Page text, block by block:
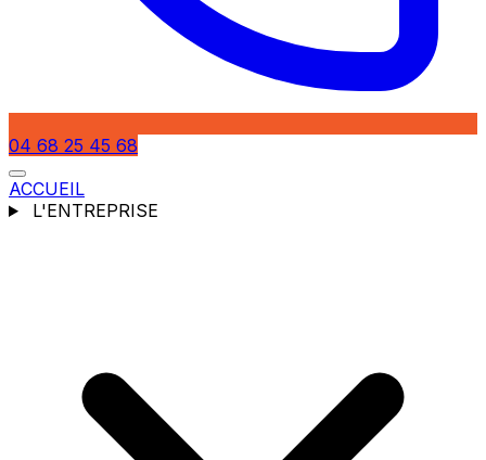
04 68 25 45 68
ACCUEIL
L'ENTREPRISE